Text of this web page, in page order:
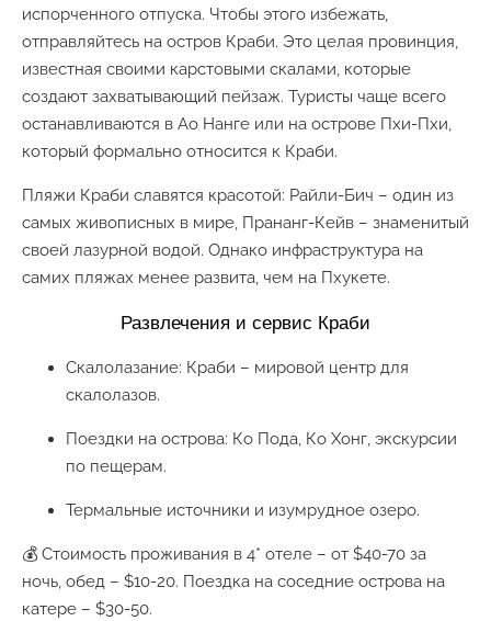
испорченного отпуска. Чтобы этого избежать,
отправляйтесь на остров Краби. Это целая провинция,
известная своими карстовыми скалами, которые
создают захватывающий пейзаж. Туристы чаще всего
останавливаются в Ао Нанге или на острове Пхи-Пхи,
который формально относится к Краби.
Пляжи Краби славятся красотой: Райли-Бич – один из
самых живописных в мире, Прананг-Кейв – знаменитый
своей лазурной водой. Однако инфраструктура на
самих пляжах менее развита, чем на Пхукете.
Развлечения и сервис Краби
Скалолазание: Краби – мировой центр для
скалолазов.
Поездки на острова: Ко Пода, Ко Хонг, экскурсии
по пещерам.
Термальные источники и изумрудное озеро.
💰 Стоимость проживания в 4* отеле – от $40-70 за
ночь, обед – $10-20. Поездка на соседние острова на
катере – $30-50.